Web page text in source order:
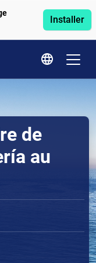
Installer
de
au